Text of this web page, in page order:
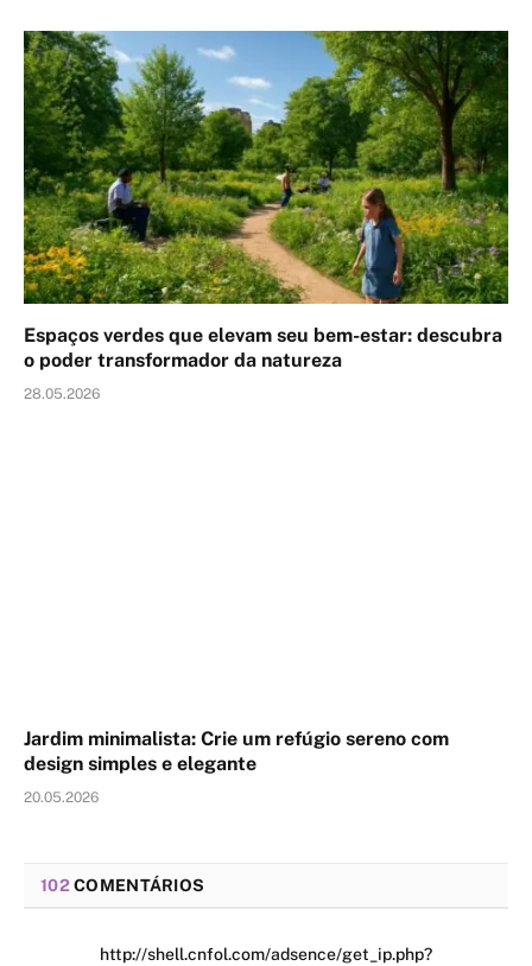
Espaços verdes que elevam seu bem-estar: descubra
o poder transformador da natureza
28.05.2026
Jardim minimalista: Crie um refúgio sereno com
design simples e elegante
20.05.2026
102COMENTÁRIOS
http://shell.cnfol.com/adsence/get_ip.php?